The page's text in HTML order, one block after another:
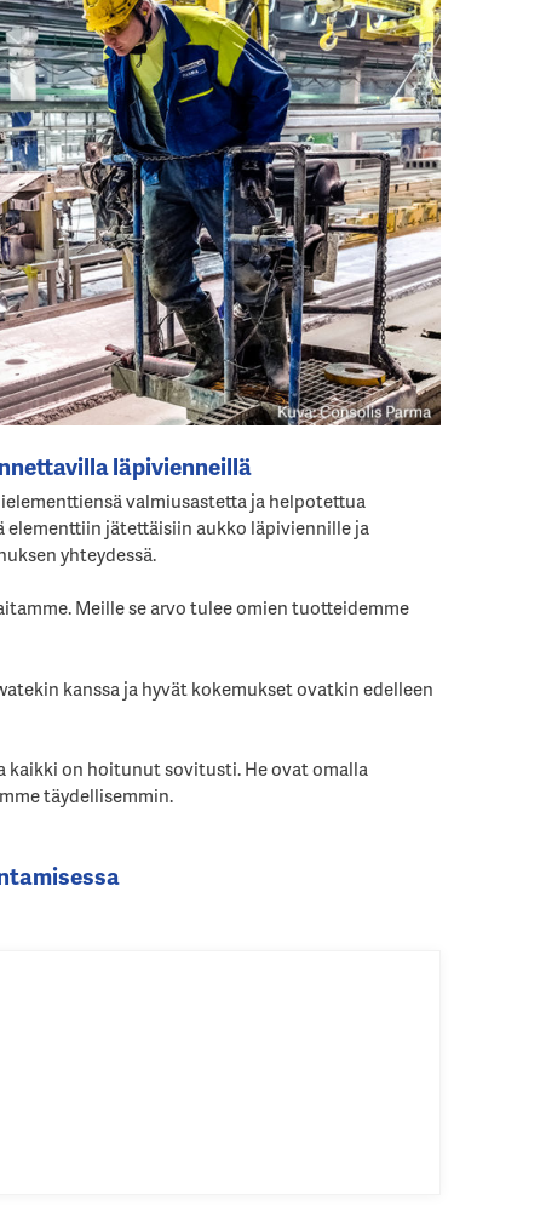
läpivienneillä
valmiusastetta ja helpotettua
elementtiin jätettäisiin aukko läpiviennille ja
yhteydessä.
Meille se arvo tulee omien tuotteidemme
kanssa ja hyvät kokemukset ovatkin edelleen
on hoitunut sovitusti. He ovat omalla
täydellisemmin.